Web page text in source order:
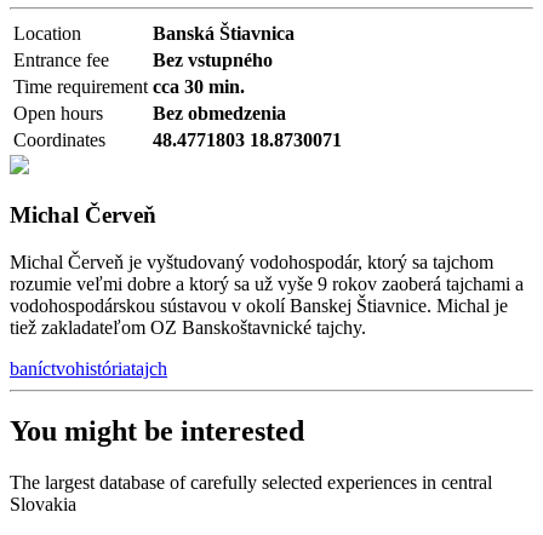
Location
Banská Štiavnica
Entrance fee
Bez vstupného
Time requirement cca 30 min.
Open hours
Bez obmedzenia
Coordinates
48.4771803 18.8730071
Michal Červeň
Michal Červeň je vyštudovaný vodohospodár, ktorý sa tajchom
rozumie veľmi dobre a ktorý sa už vyše 9 rokov zaoberá tajchami a
vodohospodárskou sústavou v okolí Banskej Štiavnice. Michal je
tiež zakladateľom OZ Banskoštavnické tajchy.
baníctvohistóriatajch
You might be interested
The largest database of carefully selected experiences in central
Slovakia